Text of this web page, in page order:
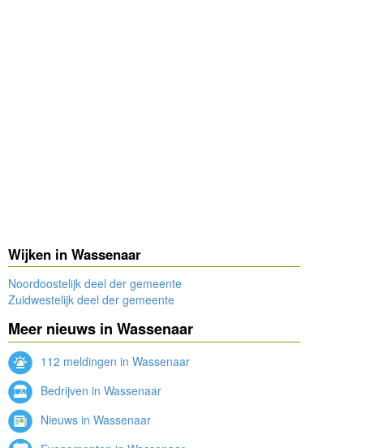
Wijken in Wassenaar
Noordoostelijk deel der gemeente
Zuidwestelijk deel der gemeente
Meer nieuws in Wassenaar
112 meldingen in Wassenaar
Bedrijven in Wassenaar
Nieuws in Wassenaar